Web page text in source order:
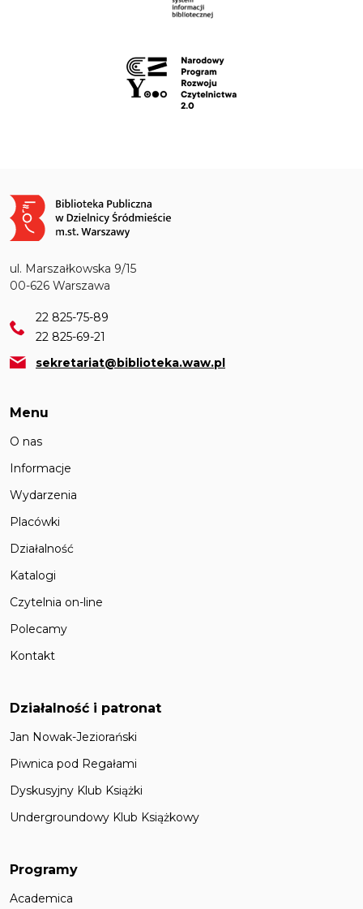
Obraz
ul. Marszałkowska 9/15
00-626 Warszawa
22 825-75-89
22 825-69-21
sekretariat@biblioteka.waw.pl
Menu
O nas
Informacje
Wydarzenia
Placówki
Działalność
Katalogi
Czytelnia on-line
Polecamy
Kontakt
Działalność i patronat
Jan Nowak-Jeziorański
Piwnica pod Regałami
Dyskusyjny Klub Książki
Undergroundowy Klub Książkowy
Programy
Academica